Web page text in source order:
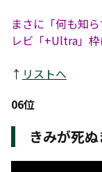
まさに「何も知
レビ「+Ultra」枠
↑ リストへ
06位
きみが死